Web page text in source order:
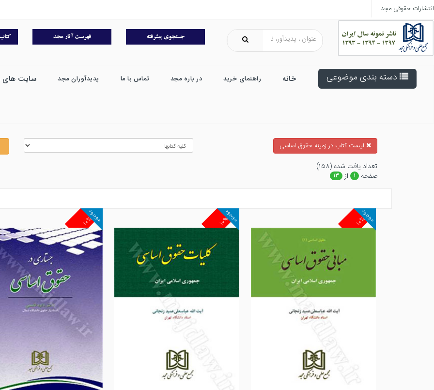
انتشارات حقوقی مجد
دسته بندی موضوعی خانه راهنمای خرید در باره مجد تماس با ما پدیدآوران مجد سایت های
ليست كتاب در زمينه حقوق اساسي
تعداد يافت شده (۱۵۸)
صفحه
۱ از ۱۳
۱۰%
موجود ۱۰%
موجود ۱۰%
موجود